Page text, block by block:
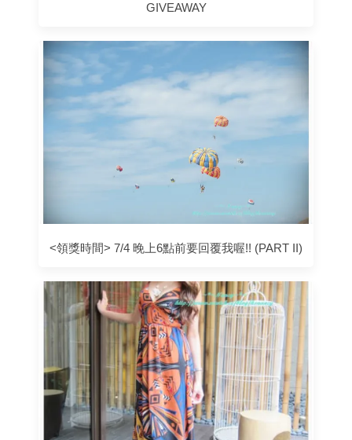
GIVEAWAY
<領獎時間> 7/4 晚上6點前要回覆我喔!! (PART II)